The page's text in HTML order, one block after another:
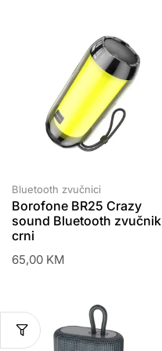
Bluetooth zvučnici
Borofone BR25 Crazy
sound Bluetooth zvučnik
crni
65,00 KM